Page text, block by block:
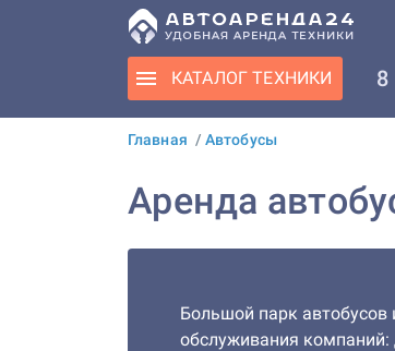
КАТАЛОГ ТЕХНИКИ 8
Главная / Автобусы
Аренда
Большой парк автобусов
обслуживания компаний: